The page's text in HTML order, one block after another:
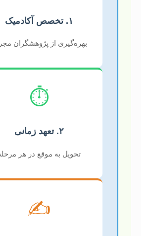
بهره‌گیری از پژوهشگران مجرب
⏱️
تحویل به موقع در هر مرحله
✍️